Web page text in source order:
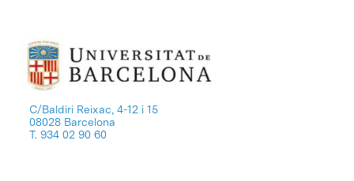
C/Baldiri Reixac, 4-12 i 15
08028 Barcelona
T. 934 02 90 60